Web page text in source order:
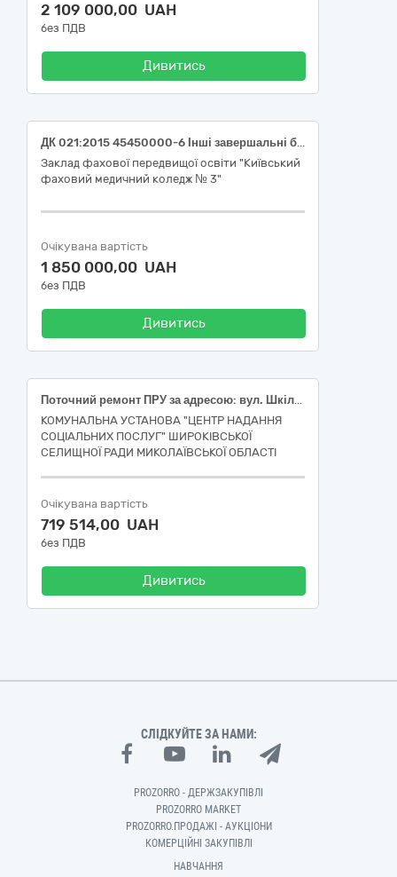
2 109 000,00 UAH
без ПДВ
Дивитись
ДК 021:2015 45450000-6 Інші завершальні будівельні роботи (Поточний ремонт внутрішніх приміщень в ЗФПО «КИЇВСЬКИЙ ФАХОВИЙ МЕДИЧНИЙ КОЛЕДЖ №3» за адресою: вул. Привокзальна 14/2, у Дарницькому районі міста Києва)
Заклад фахової передвищої освіти "Київський
фаховий медичний коледж № 3"
Очікувана вартість
1 850 000,00 UAH
без ПДВ
Дивитись
Поточний ремонт ПРУ за адресою: вул. Шкільна, буд 15, селище Широке, Баштанського району Миколаївської області. код CPV за ДК 021:2015 «Єдиний закупівельний словник» 45450000-6 (Інші завершальні будівельні роботи)
КОМУНАЛЬНА УСТАНОВА "ЦЕНТР НАДАННЯ
СОЦІАЛЬНИХ ПОСЛУГ" ШИРОКІВСЬКОЇ
СЕЛИЩНОЇ РАДИ МИКОЛАЇВСЬКОЇ ОБЛАСТІ
Очікувана вартість
719 514,00 UAH
без ПДВ
Дивитись
СЛІДКУЙТЕ ЗА НАМИ:
PROZORRO - ДЕРЖЗАКУПІВЛІ
PROZORRO MARKET
PROZORRO.ПРОДАЖІ - АУКЦІОНИ
КОМЕРЦІЙНІ ЗАКУПІВЛІ
НАВЧАННЯ